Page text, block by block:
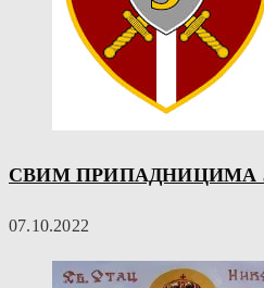
СВИМ ПРИПАДНИЦИМА
07.10.2022